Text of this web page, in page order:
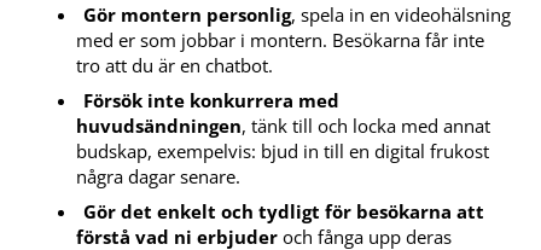
Gör montern personlig, spela in en videohälsning
med er som jobbar i montern. Besökarna får inte
tro att du är en chatbot.
Försök inte konkurrera med
huvudsändningen, tänk till och locka med annat
budskap, exempelvis: bjud in till en digital frukost
några dagar senare.
Gör det enkelt och tydligt för besökarna att
förstå vad ni erbjuderoch fånga upp deras